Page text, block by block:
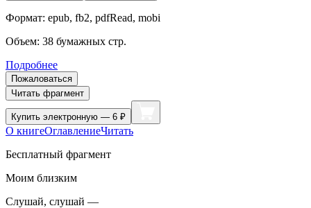
Формат: epub, fb2, pdfRead, mobi
Объем: 38 бумажных стр.
Подробнее
Пожаловаться
Читать фрагмент
Купить электронную — 6 ₽
О книгеОглавлениеЧитать
Бесплатный фрагмент
Моим близким
Слушай, слушай —